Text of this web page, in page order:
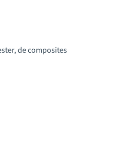
de composites